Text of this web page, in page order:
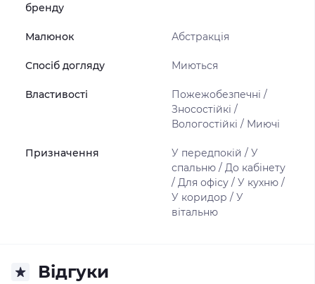
бренду
Малюнок Абстракція
Спосіб догляду Миються
Властивості
Пожежобезпечні /
Зносостійкі /
Вологостійкі / Миючі
Призначення
У передпокій / У
спальню / До кабінету
/ Для офісу / У кухню /
У коридор / У
вітальню
Відгуки